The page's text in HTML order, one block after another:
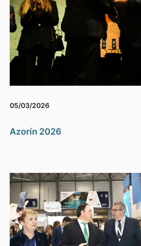
05/03/2026
Azorín 2026